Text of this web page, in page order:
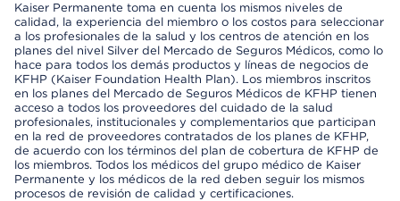
Kaiser Permanente toma en cuenta los mismos niveles de
calidad, la experiencia del miembro o los costos para seleccionar
a los profesionales de la salud y los centros de atención en los
planes del nivel Silver del Mercado de Seguros Médicos, como lo
hace para todos los demás productos y líneas de negocios de
KFHP (Kaiser Foundation Health Plan). Los miembros inscritos
en los planes del Mercado de Seguros Médicos de KFHP tienen
acceso a todos los proveedores del cuidado de la salud
profesionales, institucionales y complementarios que participan
en la red de proveedores contratados de los planes de KFHP,
de acuerdo con los términos del plan de cobertura de KFHP de
los miembros. Todos los médicos del grupo médico de Kaiser
Permanente y los médicos de la red deben seguir los mismos
procesos de revisión de calidad y certificaciones.